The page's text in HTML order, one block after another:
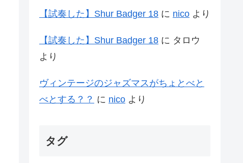
【試奏した】Shur Badger 18 に nico より
【試奏した】Shur Badger 18 に タロウ
より
ヴィンテージのジャズマスがちょとべと
べとする？？ に nico より
タグ